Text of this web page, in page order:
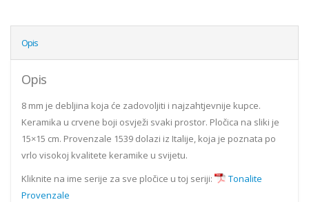
Opis
Opis
8 mm je debljina koja će zadovoljiti i najzahtjevnije kupce.
Keramika u crvene boji osvježi svaki prostor. Pločica na sliki je
15×15 cm. Provenzale 1539 dolazi iz Italije, koja je poznata po
vrlo visokoj kvalitete keramike u svijetu.
Kliknite na ime serije za sve pločice u toj seriji:
Tonalite
Provenzale